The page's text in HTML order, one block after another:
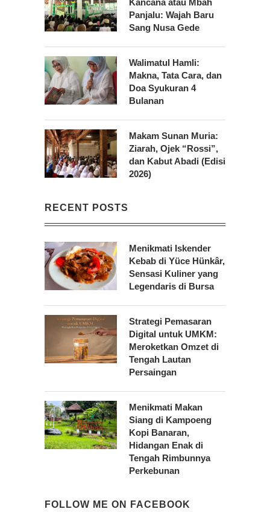
Kancana atau Mbah
Panjalu: Wajah Baru
Sang Nusa Gede
Walimatul Hamli:
Makna, Tata Cara, dan
Doa Syukuran 4
Bulanan
Makam Sunan Muria:
Ziarah, Ojek “Rossi”,
dan Kabut Abadi (Edisi
2026)
RECENT POSTS
Menikmati Iskender
Kebab di Yüce Hünkâr,
Sensasi Kuliner yang
Legendaris di Bursa
Strategi Pemasaran
Digital untuk UMKM:
Meroketkan Omzet di
Tengah Lautan
Persaingan
Menikmati Makan
Siang di Kampoeng
Kopi Banaran,
Hidangan Enak di
Tengah Rimbunnya
Perkebunan
FOLLOW ME ON FACEBOOK